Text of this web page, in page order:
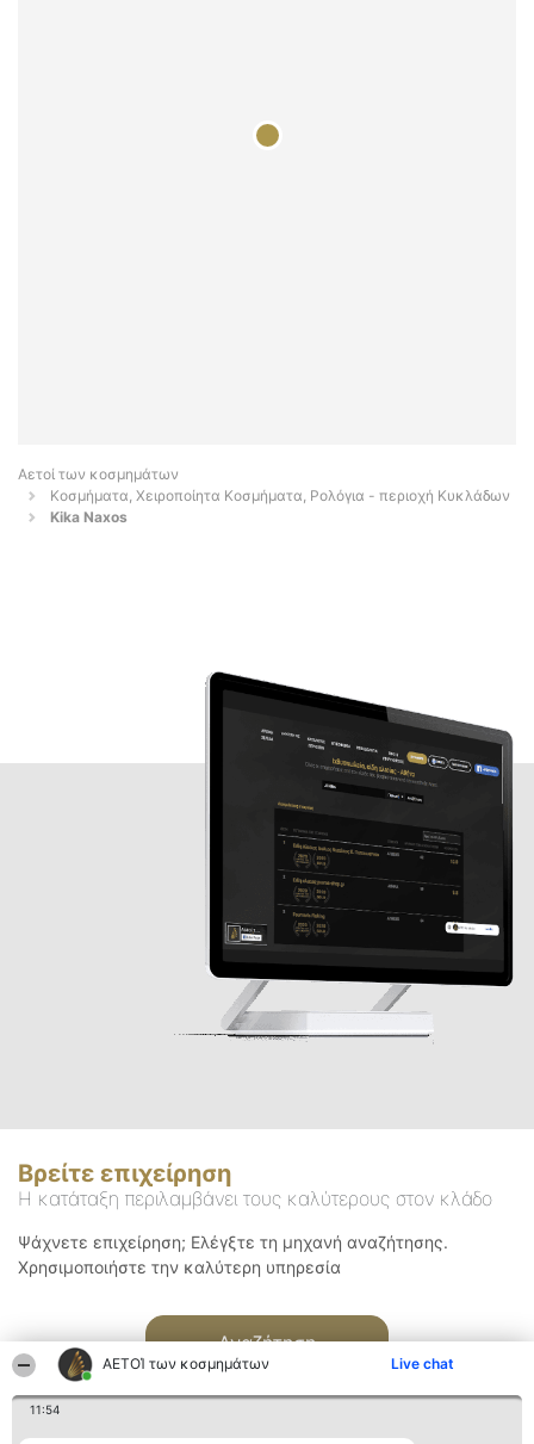
ΑΕΤΟΊ των κοσμημάτων Live chat
11:54
Αετοί των κοσμημάτων
Κοσμήματα, Χειροποίητα Κοσμήματα, Ρολόγια - περιοχή Κυκλάδων
Kika Naxos
Βρείτε επιχείρηση
Η κατάταξη περιλαμβάνει τους καλύτερους στον κλάδο
Ψάχνετε επιχείρηση; Ελέγξτε τη μηχανή αναζήτησης.
Χρησιμοποιήστε την καλύτερη υπηρεσία
Αναζήτηση